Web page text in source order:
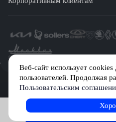
Записаться
Веб-сайт использует cookies
пользователей. Продолжая
Пользовательским
©️ 2026 Fresh Auto
Сетевое издание «Первый автомобильный
Решением Федеральной службы по
технологий и массовых коммуникаций
29 декабря 2022 г.
Учредитель: Общество с ограниченной
Главный редактор: Камышникова